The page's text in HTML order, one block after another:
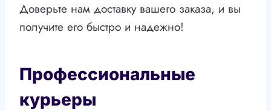
Доверьте нам доставку вашего заказа, и вы
получите его быстро и надежно!
Профессиональные
курьеры